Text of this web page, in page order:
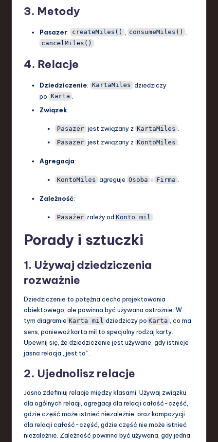
3. Metody
Pasazer: createMiles() consumeMiles()
cancelMiles()
4. Relacje
Dziedziczenie: KartaMiles dziedziczy
po Karta
Związek:
Pasazer jest związany z KartaMiles
Pasazer jest związany z KontoMiles
Agregacja:
KontoMiles agreguje Osoba i Firma .
Zależność:
Pasażer zależy od Konto mil
Porady i sztuczki
1. Używaj dziedziczenia
rozważnie
Dziedziczenie to potężna cecha projektowania
obiektowego, ale powinna być używana ostrożnie. W
tym diagramie Karta mil dziedziczy po Karta
, co ma
sens, ponieważ karta mil to specjalny rodzaj karty.
Upewnij się, że dziedziczenie jest używane, gdy istnieje
jasna relacja „jest to”.
2. Ujednolisz relacje
Jasno zdefiniuj relacje między klasami. Używaj związku
dla ogólnych relacji, agregacji dla relacji całość-część,
gdzie część może istnieć niezależnie, oraz kompozycji
dla relacji całość-część, gdzie część nie może istnieć
niezależnie. Zależność powinna być używana, gdy jedna